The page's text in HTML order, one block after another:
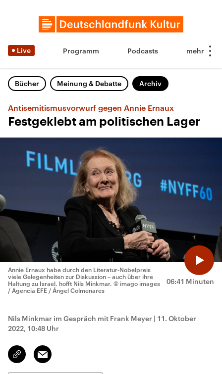
Live Programm Podcasts
Bücher Meinung & Debatte Archiv
Antisemitismusvorwurf gegen Annie Ernaux
Festgeklebt am politischen Lager
06:41 Minuten
Annie Ernaux habe durch den Literatur-Nobelpreis
viele Gelegenheiten zur Diskussion – auch über ihre
Haltung zu Israel, hofft Nils Minkmar. © imago images
/ Agencia EFE / Ángel Colmenares
Nils Minkmar im Gespräch mit Frank Meyer | 11. Oktober
2022, 10:48 Uhr
Link
kopieren/teilen
Email